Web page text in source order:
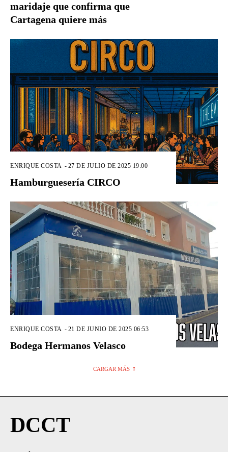
maridaje que confirma que
Cartagena quiere más
ENRIQUE COSTA - 27 DE JULIO DE 2025 19:00
Hamburguesería CIRCO
ENRIQUE COSTA - 21 DE JUNIO DE 2025 06:53
Bodega Hermanos Velasco
CARGAR MÁS
DCCT